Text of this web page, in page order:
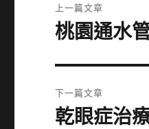
章
上一篇文章
上
篇
文
章:
桃園通水
下一篇文章
下
乾眼症治